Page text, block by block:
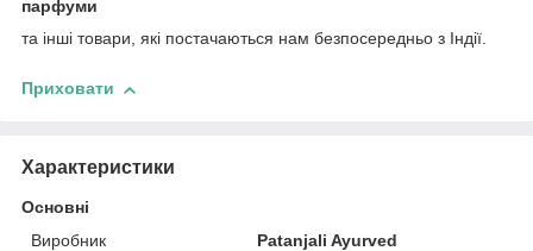
парфуми
та інші товари, які постачаються нам безпосередньо з Індії.
Приховати
Характеристики
Основні
Виробник
Patanjali Ayurved